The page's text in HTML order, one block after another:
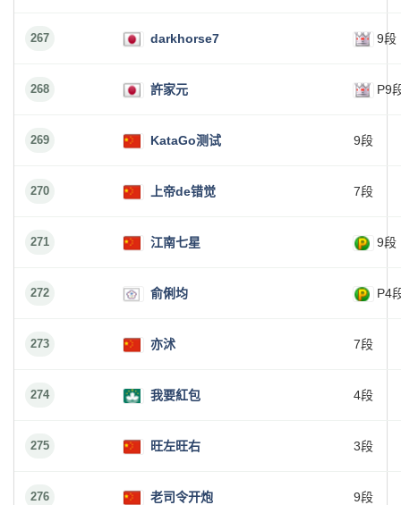
267 darkhorse7 9段
268 許家元 P9
269 KataGo测试 9段
270 上帝de错觉 7段
271 江南七星 9段
272 俞俐均 P4
273 亦沭 7段
274 我要紅包 4段
275 旺左旺右 3段
276 老司令开炮 9段